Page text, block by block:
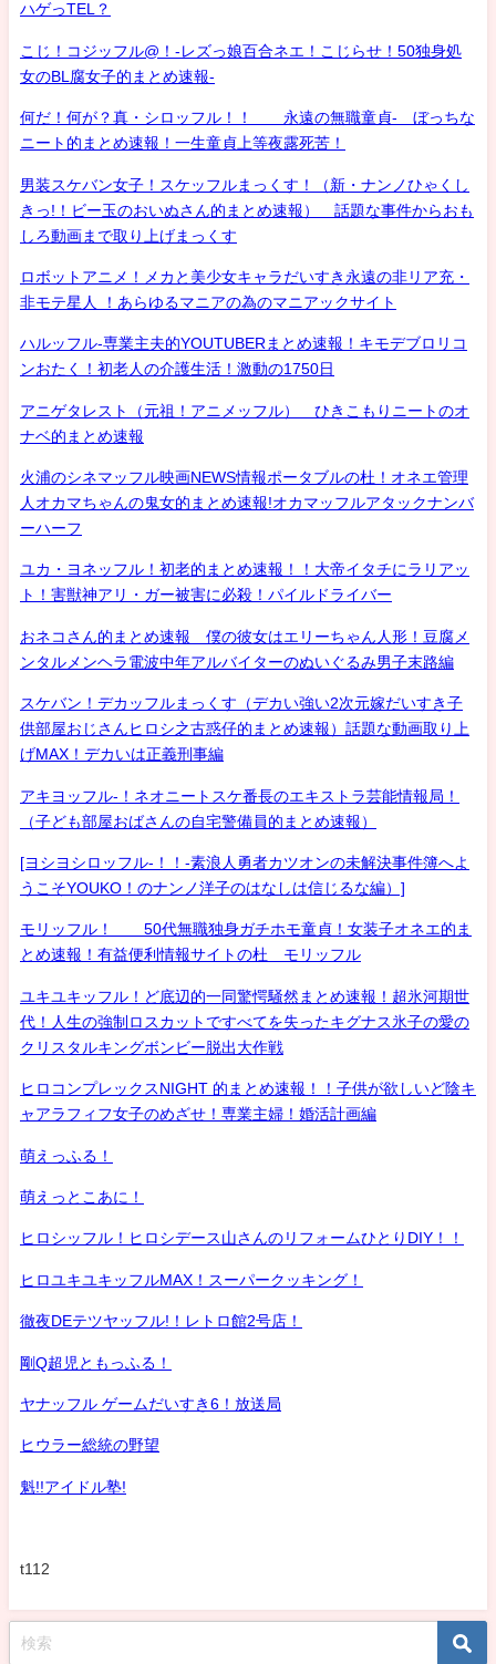
ハゲっTEL？
こじ！コジッフル@！-レズっ娘百合ネエ！こじらせ！50独身処
女のBL腐女子的まとめ速報-
何だ！何が？真・シロッフル！！ 永遠の無職童貞- ぼっちな
ニート的まとめ速報！一生童貞上等夜露死苦！
男装スケバン女子！スケッフルまっくす！（新・ナンノひゃくし
きっ!！ビー玉のおいぬさん的まとめ速報） 話題な事件からおも
しろ動画まで取り上げまっくす
ロボットアニメ！メカと美少女キャラだいすき永遠の非リア充・
非モテ星人 ！あらゆるマニアの為のマニアックサイト
ハルッフル-専業主夫的YOUTUBERまとめ速報！キモデブロリコ
ンおたく！初老人の介護生活！激動の1750日
アニゲタレスト（元祖！アニメッフル） ひきこもりニートのオ
ナベ的まとめ速報
火浦のシネマッフル映画NEWS情報ポータブルの杜！オネエ管理
人オカマちゃんの鬼女的まとめ速報!オカマッフルアタックナンバ
ーハーフ
ユカ・ヨネッフル！初老的まとめ速報！！大帝イタチにラリアッ
ト！害獣神アリ・ガー被害に必殺！パイルドライバー
おネコさん的まとめ速報 僕の彼女はエリーちゃん人形！豆腐メ
ンタルメンヘラ電波中年アルバイターのぬいぐるみ男子末路編
スケバン！デカッフルまっくす（デカい強い2次元嫁だいすき子
供部屋おじさんヒロシ之古惑仔的まとめ速報）話題な動画取り上
げMAX！デカいは正義刑事編
アキヨッフル-！ネオニートスケ番長のエキストラ芸能情報局！
（子ども部屋おばさんの自宅警備員的まとめ速報）
[ヨシヨシロッフル-！！-素浪人勇者カツオンの未解決事件簿へよ
うこそYOUKO！のナンノ洋子のはなしは信じるな編）]
モリッフル！ 50代無職独身ガチホモ童貞！女装子オネエ的ま
とめ速報！有益便利情報サイトの杜 モリッフル
ユキユキッフル！ど底辺的一同驚愕騒然まとめ速報！超氷河期世
代！人生の強制ロスカットですべてを失ったキグナス氷子の愛の
クリスタルキングボンビー脱出大作戦
ヒロコンプレックスNIGHT 的まとめ速報！！子供が欲しいど陰キ
ャアラフィフ女子のめざせ！専業主婦！婚活計画編
萌えっふる！
萌えっとこあに！
ヒロシッフル！ヒロシデース山さんのリフォームひとりDIY！！
ヒロユキユキッフルMAX！スーパークッキング！
徹夜DEテツヤッフル!！レトロ館2号店！
剛Q超児ともっふる！
ヤナッフル ゲームだいすき6！放送局
ヒウラー総統の野望
魁!!アイドル塾!
t112